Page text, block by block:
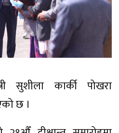
सुशीला कार्की पोखरा
छ ।